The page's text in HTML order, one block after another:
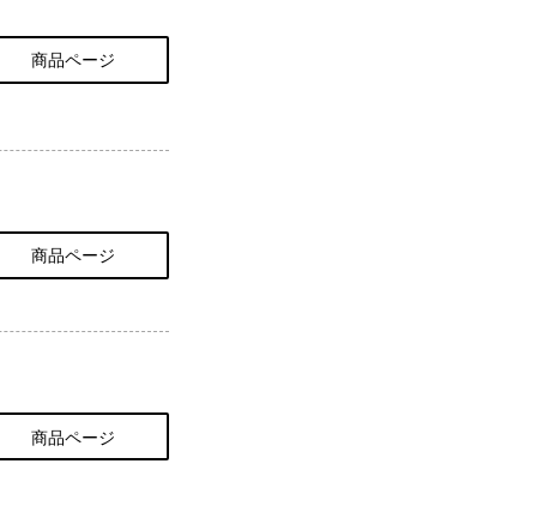
商品ページ
商品ページ
商品ページ